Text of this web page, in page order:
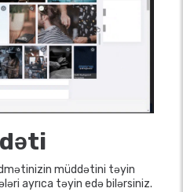
müddətini təyin
ayrıca təyin edə bilərsiniz.